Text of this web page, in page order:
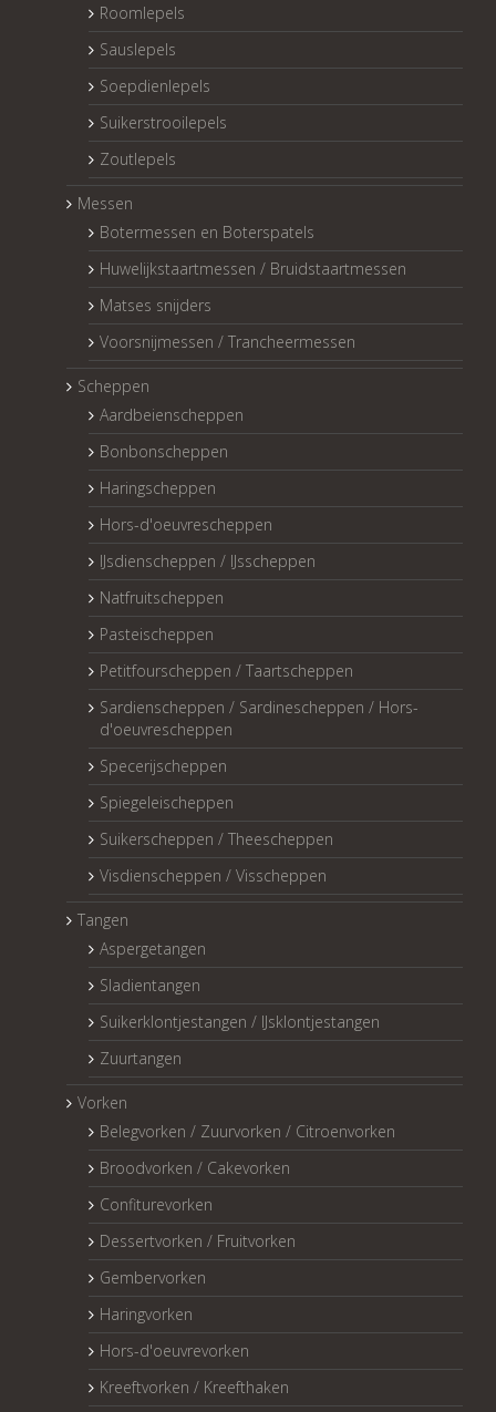
Roomlepels
Sauslepels
Soepdienlepels
Suikerstrooilepels
Zoutlepels
Messen
Botermessen en Boterspatels
Huwelijkstaartmessen / Bruidstaartmessen
Matses snijders
Voorsnijmessen / Trancheermessen
Scheppen
Aardbeienscheppen
Bonbonscheppen
Haringscheppen
Hors-d'oeuvrescheppen
IJsdienscheppen / IJsscheppen
Natfruitscheppen
Pasteischeppen
Petitfourscheppen / Taartscheppen
Sardienscheppen / Sardinescheppen / Hors-
d'oeuvrescheppen
Specerijscheppen
Spiegeleischeppen
Suikerscheppen / Theescheppen
Visdienscheppen / Visscheppen
Tangen
Aspergetangen
Sladientangen
Suikerklontjestangen / IJsklontjestangen
Zuurtangen
Vorken
Belegvorken / Zuurvorken / Citroenvorken
Broodvorken / Cakevorken
Confiturevorken
Dessertvorken / Fruitvorken
Gembervorken
Haringvorken
Hors-d'oeuvrevorken
Kreeftvorken / Kreefthaken